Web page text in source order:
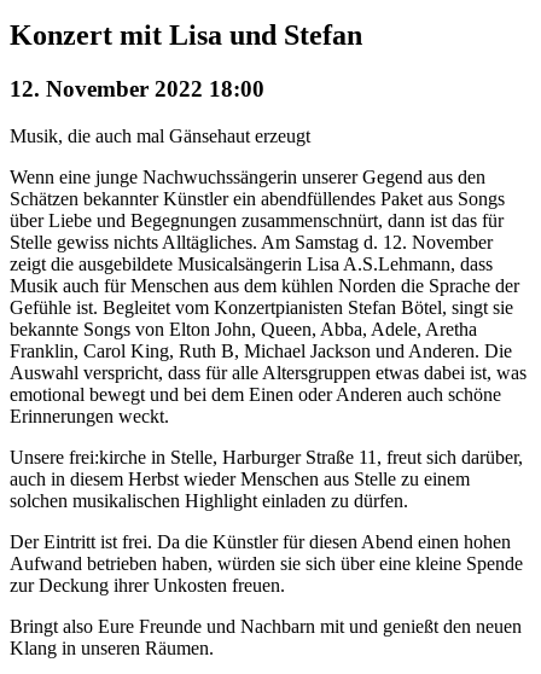
Konzert mit Lisa und Stefan
12. November 2022 18:00
Musik, die auch mal Gänsehaut erzeugt
Wenn eine junge Nachwuchssängerin unserer Gegend aus den
Schätzen bekannter Künstler ein abendfüllendes Paket aus Songs
über Liebe und Begegnungen zusammenschnürt, dann ist das für
Stelle gewiss nichts Alltägliches. Am Samstag d. 12. November
zeigt die ausgebildete Musicalsängerin Lisa A.S.Lehmann, dass
Musik auch für Menschen aus dem kühlen Norden die Sprache der
Gefühle ist. Begleitet vom Konzertpianisten Stefan Bötel, singt sie
bekannte Songs von Elton John, Queen, Abba, Adele, Aretha
Franklin, Carol King, Ruth B, Michael Jackson und Anderen. Die
Auswahl verspricht, dass für alle Altersgruppen etwas dabei ist, was
emotional bewegt und bei dem Einen oder Anderen auch schöne
Erinnerungen weckt.
Unsere frei:kirche in Stelle, Harburger Straße 11, freut sich darüber,
auch in diesem Herbst wieder Menschen aus Stelle zu einem
solchen musikalischen Highlight einladen zu dürfen.
Der Eintritt ist frei. Da die Künstler für diesen Abend einen hohen
Aufwand betrieben haben, würden sie sich über eine kleine Spende
zur Deckung ihrer Unkosten freuen.
Bringt also Eure Freunde und Nachbarn mit und genießt den neuen
Klang in unseren Räumen.